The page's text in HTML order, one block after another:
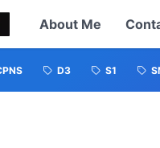
About Me
D3 S1